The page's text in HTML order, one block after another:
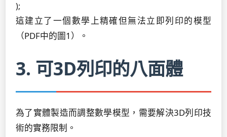
);
這建立了一個數學上精確但無法立即列印的模型
（PDF中的圖1）。
3. 可3D列印的八面體
為了實體製造而調整數學模型，需要解決3D列印技
術的實務限制。